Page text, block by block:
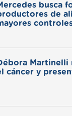
busca
de
Martinelli
cáncer y